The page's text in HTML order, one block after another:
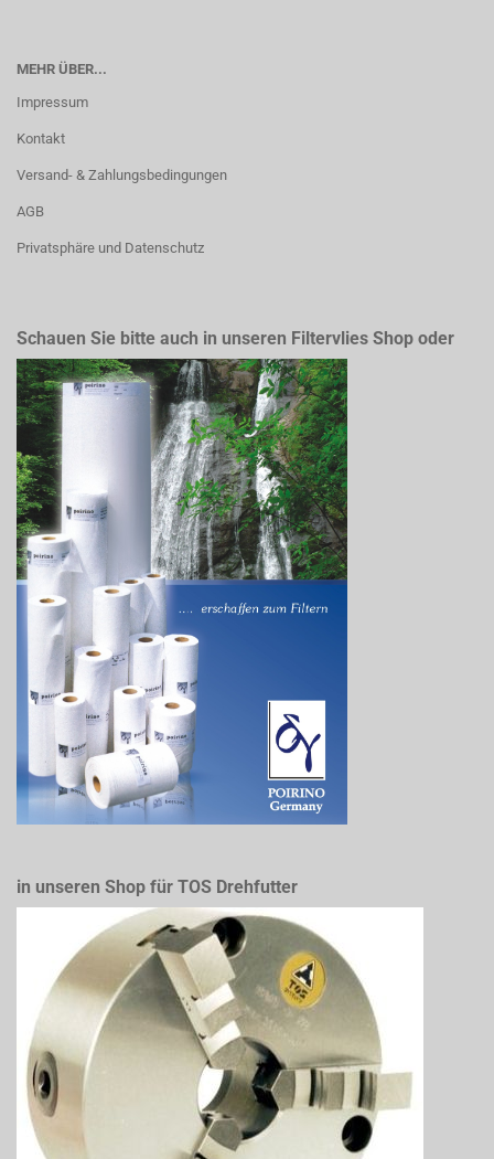
MEHR ÜBER...
Impressum
Kontakt
Versand- & Zahlungsbedingungen
AGB
Privatsphäre und Datenschutz
Schauen Sie bitte auch in unseren Filtervlies Shop oder
in unseren Shop für TOS Drehfutter